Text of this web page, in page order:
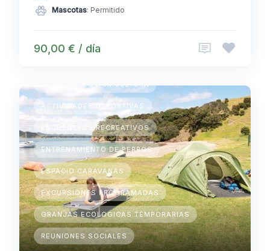
Mascotas: Permitido
90,00 € / día
ACTIVIDADES AGRICULTURA
ACTIVIDADES DEPORTIVAS
ENCUENTROS RECREATIVOS
ENTRENAMIENTO DE PERROS
ESPACIO CARAVANAS
EXCURSIONES PROGRAMADAS
GRANJAS ECOLOGICAS TEMPORARIAS
REUNIONES SOCIALES